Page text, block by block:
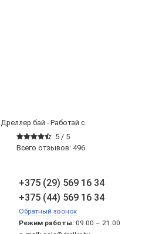
- Работай с
5 / 5
Всего отзывов: 496
+375 (29) 569 16 34
+375 (44) 569 16 34
Обратный звонок
Режим работы: 09:00 – 21:00